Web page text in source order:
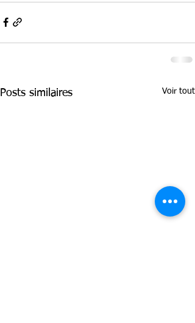
Posts similaires Voir tout